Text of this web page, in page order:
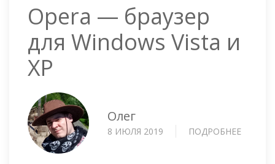
Opera — браузер
для Windows Vista и
XP
Олег
8 ИЮЛЯ 2019 ПОДРОБНЕЕ